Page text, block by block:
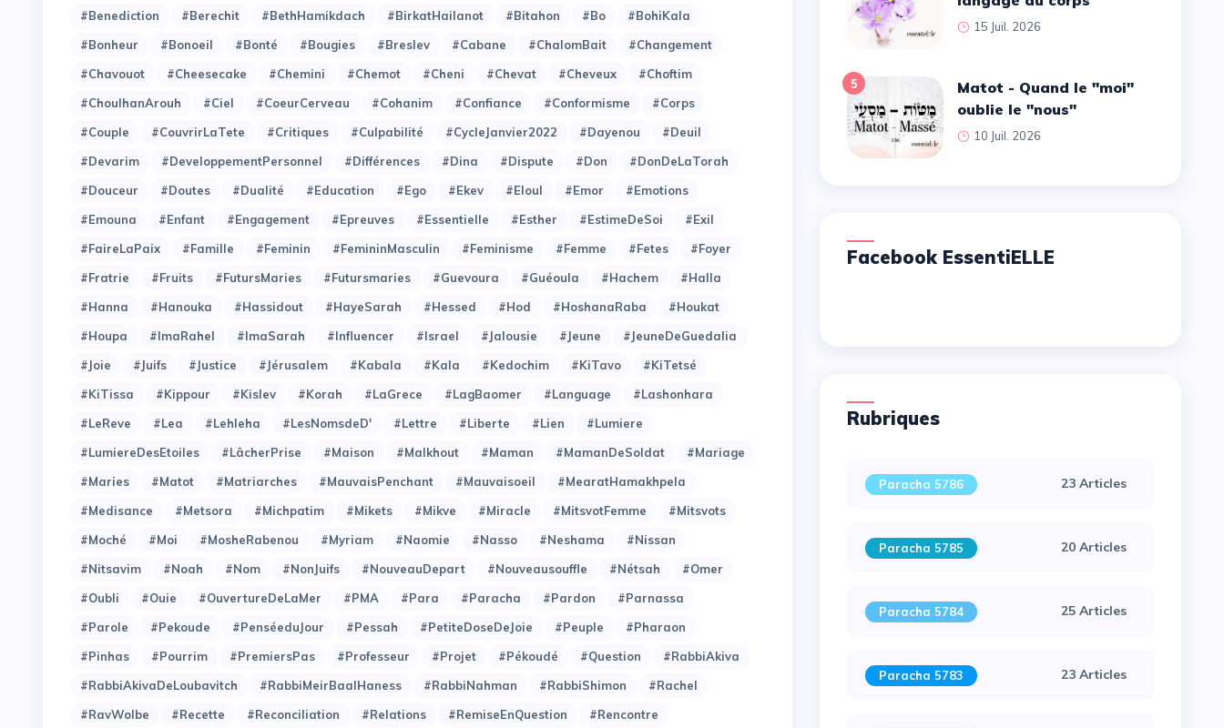
#Benediction
#Berechit #BethHamikdach #BirkatHailanot #Bitahon #Bo
#BohiKala
#Bonheur
#Bonoeil #Bonté #Bougies #Breslev #Cabane #ChalomBait
#Changement
#Chavouot
#Cheesecake #Chemini #Chemot #Cheni #Chevat #Cheveux
#Choftim
#ChoulhanArouh
#Ciel #CoeurCerveau #Cohanim #Confiance #Conformisme
#Corps
#Couple
#CouvrirLaTete #Critiques #Culpabilité #CycleJanvier2022 #Dayenou
#Deuil
#Devarim
#DeveloppementPersonnel #Différences #Dina #Dispute #Don
#DonDeLaTorah
#Douceur
#Doutes #Dualité #Education #Ego #Ekev #Eloul #Emor
#Emotions
#Emouna
#Enfant #Engagement #Epreuves #Essentielle #Esther #EstimeDeSoi
#Exil
#FaireLaPaix
#Famille #Feminin #FemininMasculin #Feminisme #Femme #Fetes
#Foyer
#Fratrie
#Fruits #FutursMaries #Futursmaries #Guevoura #Guéoula #Hachem
#Halla
#Hanna
#Hanouka #Hassidout #HayeSarah #Hessed #Hod #HoshanaRaba
#Houkat
#Houpa
#ImaRahel #ImaSarah #Influencer #Israel #Jalousie #Jeune
#JeuneDeGuedalia
#Joie
#Juifs #Justice #Jérusalem #Kabala #Kala #Kedochim #KiTavo
#KiTetsé
#KiTissa
#Kippour #Kislev #Korah #LaGrece #LagBaomer #Language
#Lashonhara
#LeReve
#Lea #Lehleha #LesNomsdeD' #Lettre #Liberte #Lien
#Lumiere
#LumiereDesEtoiles
#LâcherPrise #Maison #Malkhout #Maman #MamanDeSoldat
#Mariage
#Maries
#Matot #Matriarches #MauvaisPenchant #Mauvaisoeil
#MearatHamakhpela
#Medisance
#Metsora #Michpatim #Mikets #Mikve #Miracle #MitsvotFemme
#Mitsvots
#Moché
#Moi #MosheRabenou #Myriam #Naomie #Nasso #Neshama
#Nissan
#Nitsavim
#Noah #Nom #NonJuifs #NouveauDepart #Nouveausouffle #Nétsah
#Omer
#Oubli
#Ouie #OuvertureDeLaMer #PMA #Para #Paracha #Pardon
#Parnassa
#Parole
#Pekoude #PenséeduJour #Pessah #PetiteDoseDeJoie #Peuple
#Pharaon
#Pinhas
#Pourrim #PremiersPas #Professeur #Projet #Pékoudé #Question
#RabbiAkiva
#RabbiAkivaDeLoubavitch
#RabbiMeirBaalHaness #RabbiNahman #RabbiShimon
#Rachel
#RavWolbe
#Recette #Reconciliation #Relations #RemiseEnQuestion
#Rencontre
15 Juil. 2026
5
Matot - Quand le ''moi''
oublie le ''nous''
10 Juil. 2026
Facebook EssentiELLE
Rubriques
Paracha 5786 23 Articles
Paracha 5785 20 Articles
Paracha 5784 25 Articles
Paracha 5783 23 Articles